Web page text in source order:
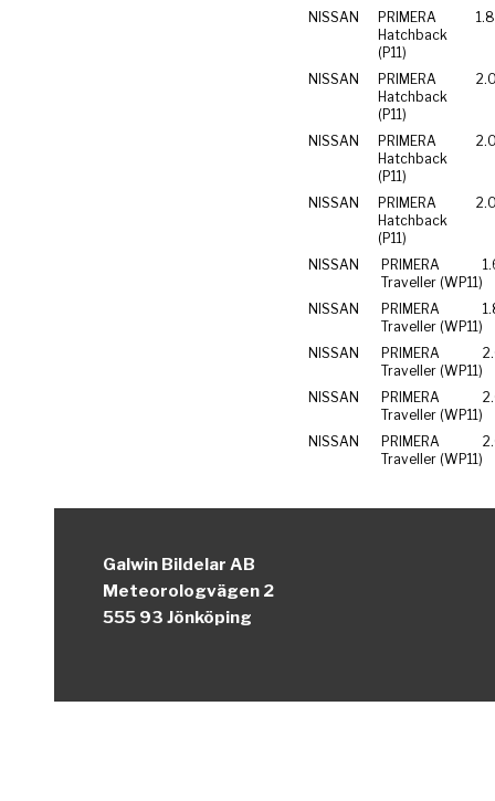
NISSAN
PRIMERA
Hatchback
(P11)
NISSAN
PRIMERA
Hatchback
(P11)
NISSAN
PRIMERA
Hatchback
(P11)
NISSAN
PRIMERA
Hatchback
(P11)
NISSAN
PRIMERA
Traveller (WP11)
NISSAN
PRIMERA
Traveller (WP11)
NISSAN
PRIMERA
Traveller (WP11)
NISSAN
PRIMERA
Traveller (WP11)
NISSAN
PRIMERA
Traveller (WP11)
Galwin Bildelar AB
Meteorologvägen 2
555 93 Jönköping